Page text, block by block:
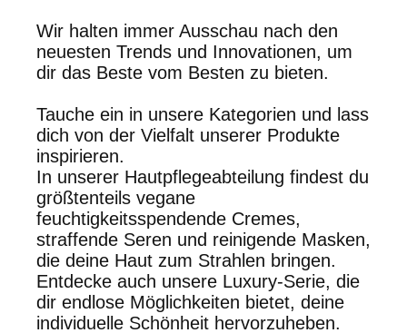
Wir halten immer Ausschau nach den
neuesten Trends und Innovationen, um
dir das Beste vom Besten zu bieten.
Tauche ein in unsere Kategorien und lass
dich von der Vielfalt unserer Produkte
inspirieren.
In unserer Hautpflegeabteilung findest du
größtenteils vegane
feuchtigkeitsspendende Cremes,
straffende Seren und reinigende Masken,
die deine Haut zum Strahlen bringen.
Entdecke auch unsere Luxury-Serie, die
dir endlose Möglichkeiten bietet, deine
individuelle Schönheit hervorzuheben.